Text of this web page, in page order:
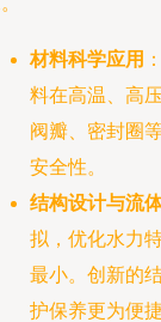
材料科学应用
料在高温、高
阀瓣、密封圈
安全性。
结构设计与流
拟，优化水力
最小。创新的
护保养更为便捷